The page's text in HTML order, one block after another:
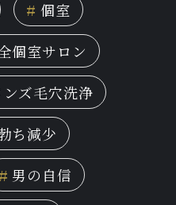
# 個室
個室サロン
ズ毛穴洗浄
ち減少
# 男の自信